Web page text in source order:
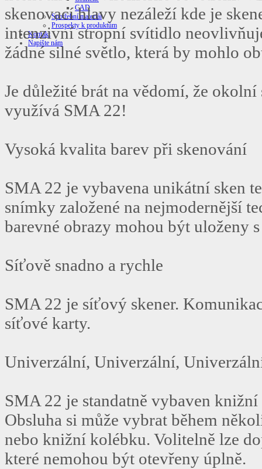
CAD
Spotřební materiál
Prospekty k produktům
Kontakt
Napište nám
skenovací hlavy nezáleží kde je
intenzivní stropní svítidlo
žádné silné světlo, která by mohlo
Je důležité brát na vědomí, že
využívá SMA 22!
Vysoká kvalita barev při skenování
SMA 22 je vybavena unikátní sken
snímky založené na nejmodernější
barevné obrazy mohou být uloženy
Síťově snadno a rychle
SMA 22 je síťový skener.
síťové karty.
Univerzální, Univerzální,
SMA 22 je standatně vybaven
Obsluha si může vybrat během
nebo knižní kolébku. Volitelně lze
které nemohou být otevřeny úplně.